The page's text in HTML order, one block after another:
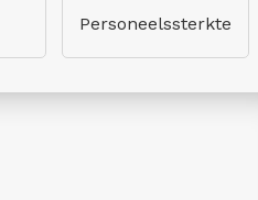
Personeelssterkte